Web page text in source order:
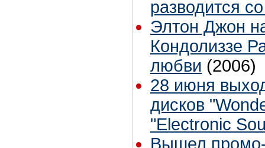
разводится
Элтон Джон
Кондолиззе
любви (2006)
28 июня
дисков
"Electronic
Вышел